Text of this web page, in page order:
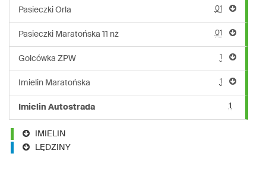
Pasieczki Orla 01
Pasieczki Maratońska 11 nż 01
Golcówka ZPW 1
Imielin Maratońska 1
Imielin Autostrada 1
IMIELIN
LĘDZINY